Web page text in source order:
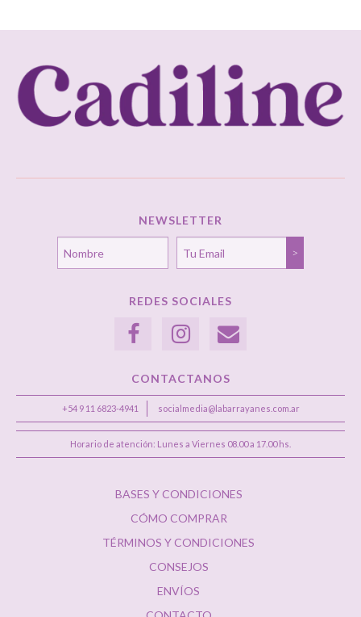
NEWSLETTER
REDES SOCIALES
CONTACTANOS
+54 9 11 6823-4941 socialmedia@labarrayanes.com.ar
Horario de atención: Lunes a Viernes 08.00 a 17.00 hs.
BASES Y CONDICIONES
CÓMO COMPRAR
TÉRMINOS Y CONDICIONES
CONSEJOS
ENVÍOS